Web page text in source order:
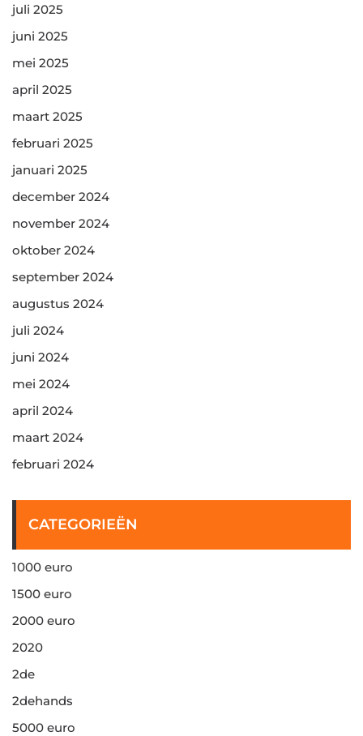
juli 2025
juni 2025
mei 2025
april 2025
maart 2025
februari 2025
januari 2025
december 2024
november 2024
oktober 2024
september 2024
augustus 2024
juli 2024
juni 2024
mei 2024
april 2024
maart 2024
februari 2024
CATEGORIEËN
1000 euro
1500 euro
2000 euro
2020
2de
2dehands
5000 euro